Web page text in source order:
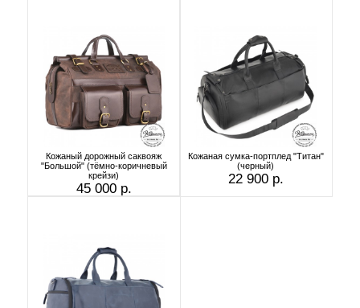
Кожаный дорожный саквояж
"Большой" (тёмно-коричневый
крейзи)
45 000 р.
Кожаная сумка-портплед "Титан"
(черный)
22 900 р.